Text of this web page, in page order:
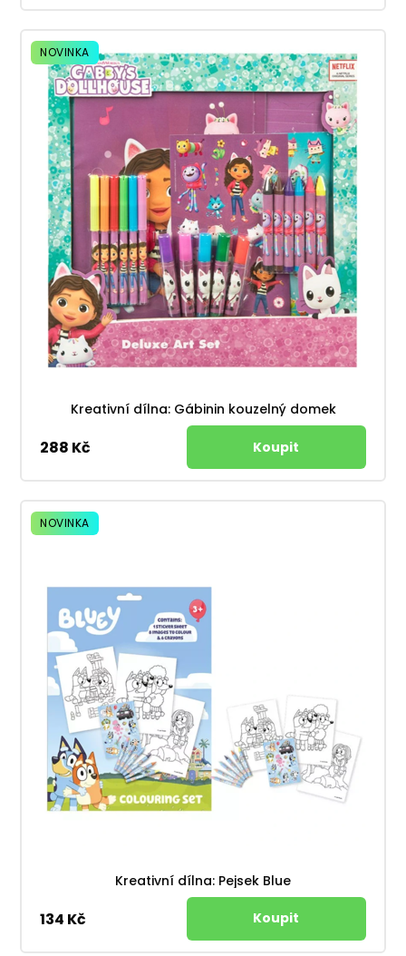
NOVINKA
Kreativní dílna: Gábinin kouzelný domek
288 Kč
NOVINKA
Kreativní dílna: Pejsek Blue
134 Kč